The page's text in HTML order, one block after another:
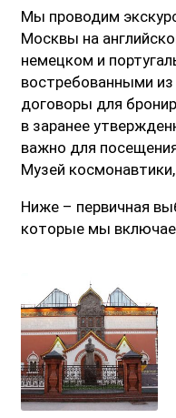
Мы проводим
Москвы на
немецком и
востребованными
договоры для
в заранее
важно для
Музей
Ниже – первичная
которые мы